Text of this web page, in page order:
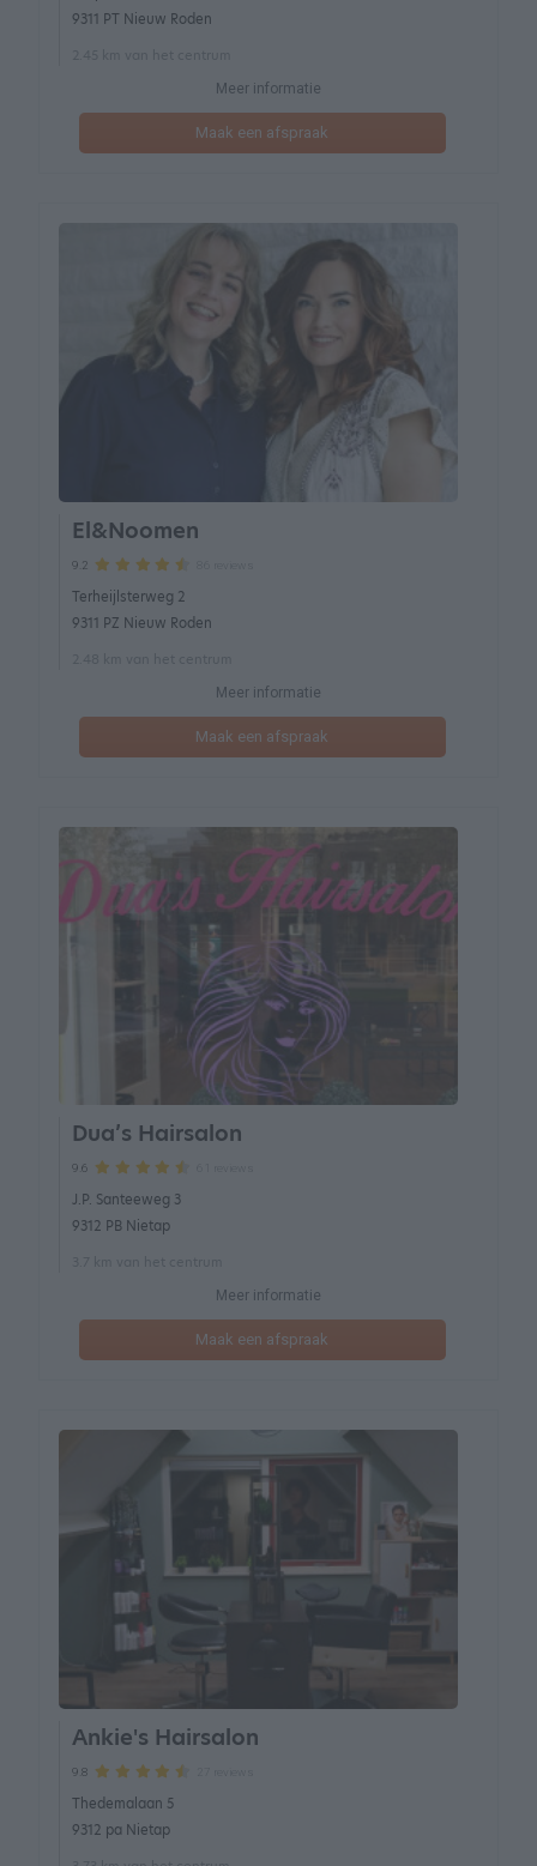
9311 PT Nieuw Roden
Meer informatie
Maak een afspraak
El&Noomen
9.2
Terheijlsterweg 2
9311 PZ Nieuw Roden
Meer informatie
Maak een afspraak
Dua’s Hairsalon
9.6
J.P. Santeeweg 3
9312 PB Nietap
Meer informatie
Maak een afspraak
Ankie's Hairsalon
9.8
Thedemalaan 5
9312 pa Nietap